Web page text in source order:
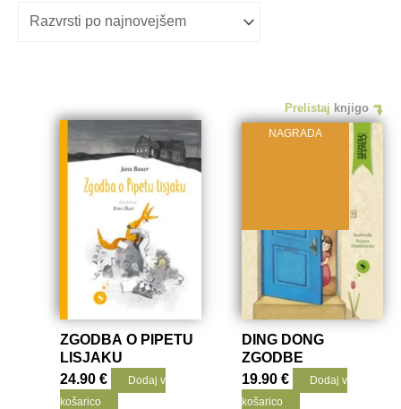
datumu
ZGODBA O PIPETU
LISJAKU
24.90€
Dodaj v
košarico
Prelistaj knjigo
NAGRADA
DING DONG
ZGODBE
19.90€
Dodaj v
košarico